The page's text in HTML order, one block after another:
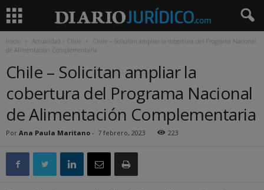
Inicio Actualidad / Chile
Chile – Solicitan ampliar la cobertura del Programa Nacional
de Alimentación Complementaria
Chile – Solicitan ampliar la
cobertura del Programa Nacional
de Alimentación Complementaria
Por Ana Paula Maritano - 7 febrero, 2023 223